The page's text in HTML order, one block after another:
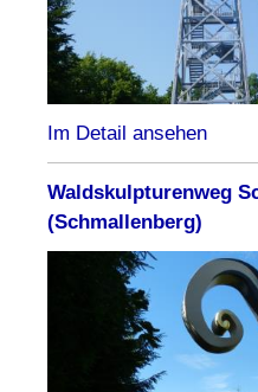
Im Detail ansehen
Waldskulpturenweg
(Schmallenberg)